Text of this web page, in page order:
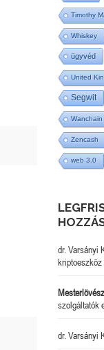
Timothy
Whiskey
ügyvéd
United
Segwit
Wanchain
Zencash
web 3.0
dr. Varsányi
kriptoeszköz
Mesterlövész
szolgáltatók
dr. Varsányi